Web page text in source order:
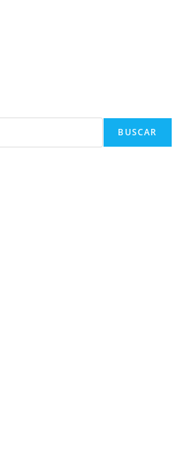
BUSCAR